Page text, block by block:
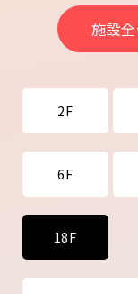
施設全
2F
6F
18F